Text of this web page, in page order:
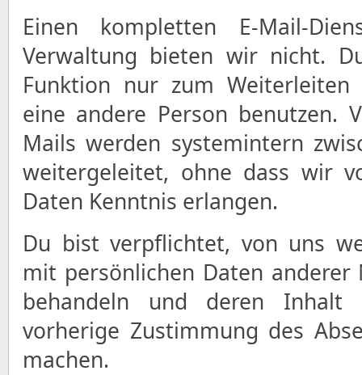
Einen kompletten E-Mail-
Verwaltung bieten wir nicht.
Funktion nur zum
eine andere Person benutzen.
Mails werden systemintern
weitergeleitet, ohne dass wir
Daten Kenntnis erlangen.
Du bist verpflichtet, von uns
mit persönlichen Daten anderer
behandeln und deren
vorherige Zustimmung des
machen.